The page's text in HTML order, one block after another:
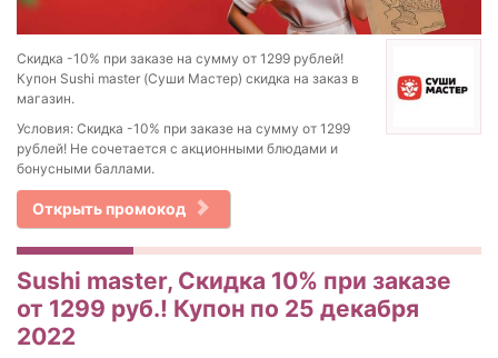
Скидка -10% при заказе на сумму от 1299 рублей!
Купон Sushi master (Суши Мастер) скидка на заказ в
магазин.
Условия: Скидка -10% при заказе на сумму от 1299
рублей! Не сочетается с акционными блюдами и
бонусными баллами.
Открыть промокод
Sushi master, Скидка 10% при заказе
от 1299 руб.! Купон по 25 декабря
2022